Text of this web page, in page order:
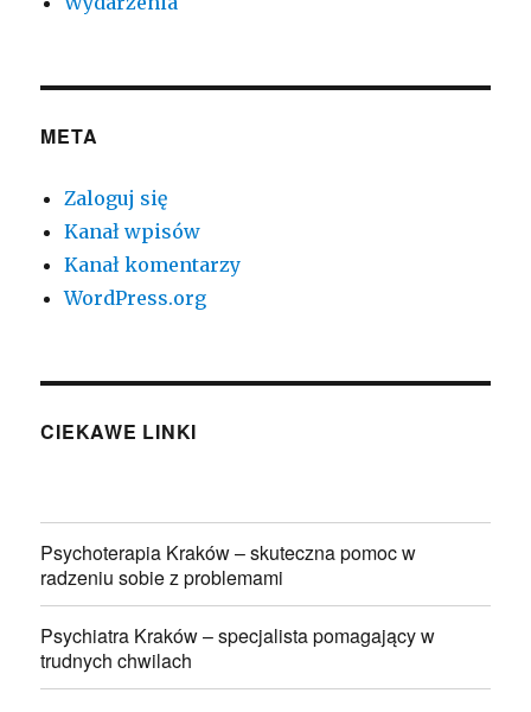
META
Zaloguj się
Kanał wpisów
Kanał komentarzy
WordPress.org
CIEKAWE LINKI
Psychoterapia Kraków – skuteczna pomoc w
radzeniu sobie z problemami
Psychiatra Kraków – specjalista pomagający w
trudnych chwilach